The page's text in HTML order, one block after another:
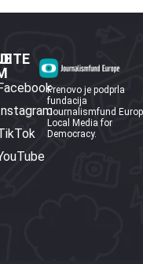
Prenovo je podprla
fundacija
Journalismfund
Local Media for
Democracy.